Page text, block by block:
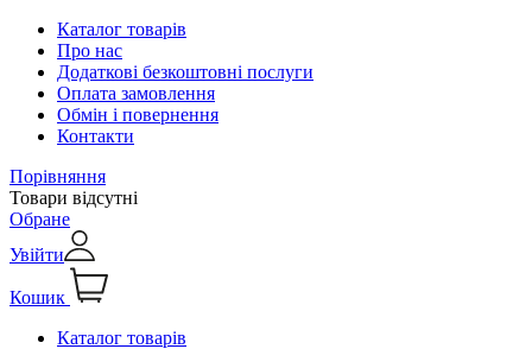
Каталог товарів
Про нас
Додаткові безкоштовні послуги
Оплата замовлення
Обмін і повернення
Контакти
Порівняння
Товари відсутні
Обране
Увійти
Кошик
Каталог товарів